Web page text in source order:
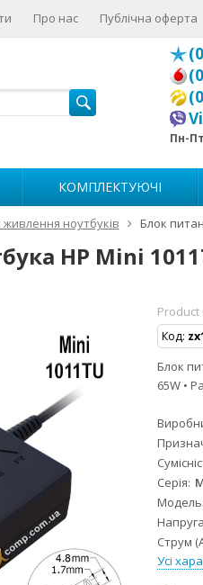
Про нас Публічна оферта
Пн-Пт
КОМПЛЕКТУЮЧІ
живлення ноутбуків Блок
HP Mini
Product
Код:
Блок
65W •
Серія
Модель
Струм
Усі